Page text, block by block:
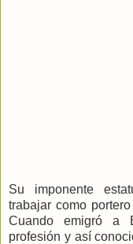
Su imponente
trabajar como
Cuando emigró a
profesión y así